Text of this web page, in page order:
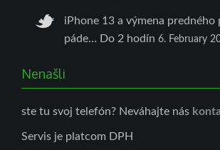
iPhone 13 a výmena predného
páde… Do 2 hodín 6. February
Aj Samsung Galaxy S20 si
Nenašli
ste tu svoj telefón? Neváhajte nás
Servis je platcom DPH